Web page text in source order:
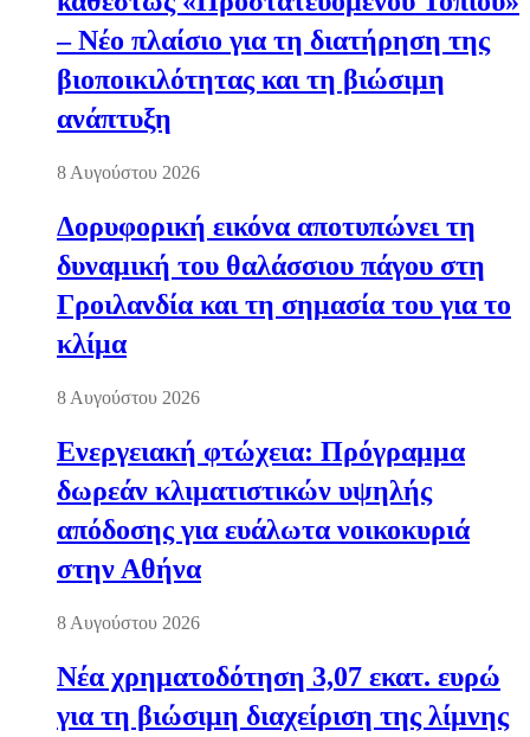
– Νέο πλαίσιο για τη διατήρηση της
βιοποικιλότητας και τη βιώσιμη
ανάπτυξη
8 Αυγούστου 2026
Δορυφορική εικόνα αποτυπώνει τη
δυναμική του θαλάσσιου πάγου στη
Γροιλανδία και τη σημασία του για το
κλίμα
8 Αυγούστου 2026
Ενεργειακή φτώχεια: Πρόγραμμα
δωρεάν κλιματιστικών υψηλής
απόδοσης για ευάλωτα νοικοκυριά
στην Αθήνα
8 Αυγούστου 2026
Νέα χρηματοδότηση 3,07 εκατ. ευρώ
για τη βιώσιμη διαχείριση της λίμνης